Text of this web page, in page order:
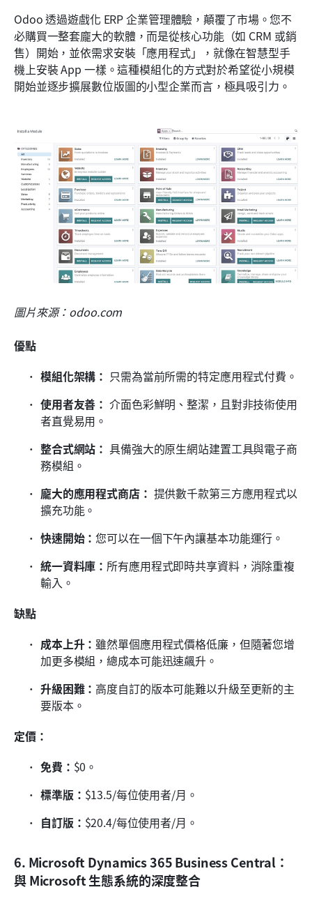
Odoo 透過遊戲化 ERP 企業管理體驗，顛覆了市場。您不
必購買一整套龐大的軟體，而是從核心功能（如 CRM 或銷
售）開始，並依需求安裝「應用程式」，就像在智慧型手
機上安裝 App 一樣。這種模組化的方式對於希望從小規模
開始並逐步擴展數位版圖的小型企業而言，極具吸引力。
圖片來源：odoo.com
優點
模組化架構： 只需為當前所需的特定應用程式付費。
使用者友善： 介面色彩鮮明、整潔，且對非技術使用
者直覺易用。
整合式網站： 具備強大的原生網站建置工具與電子商
務模組。
龐大的應用程式商店： 提供數千款第三方應用程式以
擴充功能。
快速開始：您可以在一個下午內讓基本功能運行。
統一資料庫： 所有應用程式即時共享資料，消除重複
輸入。
缺點
成本上升： 雖然單個應用程式價格低廉，但隨著您增
加更多模組，總成本可能迅速飆升。
升級困難： 高度自訂的版本可能難以升級至更新的主
要版本。
定價：
免費： $0。
標準版： $13.5/每位使用者/月。
自訂版： $20.4/每位使用者/月。
6. Microsoft Dynamics 365 Business Central：
與 Microsoft 生態系統的深度整合